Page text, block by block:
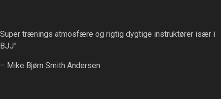
Super trænings atmosfære og rigtig dygtige instruktører især i
BJJ”
– Mike Bjørn Smith Andersen